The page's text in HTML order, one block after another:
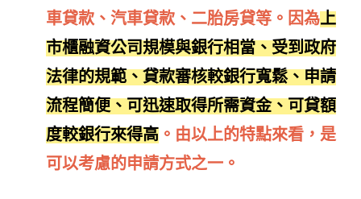
車貸款、汽車貸款、二胎房貸等。因為上
市櫃融資公司規模與銀行相當、受到政府
法律的規範、貸款審核較銀行寬鬆、申請
流程簡便、可迅速取得所需資金、可貸額
度較銀行來得高 。由以上的特點來看，是
可以考慮的申請方式之一。